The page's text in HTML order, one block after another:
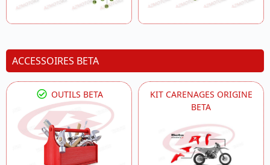
ACCESSOIRES BETA
OUTILS BETA
KIT CARENAGES ORIGINE
BETA